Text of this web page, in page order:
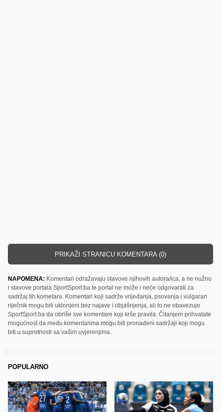
PRIKAŽI STRANICU KOMENTARA (0)
NAPOMENA: Komentari odražavaju stavove njihovih autora/ica, a ne nužno
i stavove portala SportSport.ba te portal ne može i neće odgovarati za
sadržaj tih kometara. Komentari koji sadrže vrijeđanja, psovanja i vulgaran
riječnik mogu biti uklonjeni bez najave i objašnjenja, ali to ne obavezuje
SportSport.ba da obriše sve komentare koji krše pravila. Čitanjem prihvatate
mogućnost da među komentarima mogu biti pronađeni sadržaji koji mogu
biti u suprotnosti sa vašim uvjerenjima.
POPULARNO